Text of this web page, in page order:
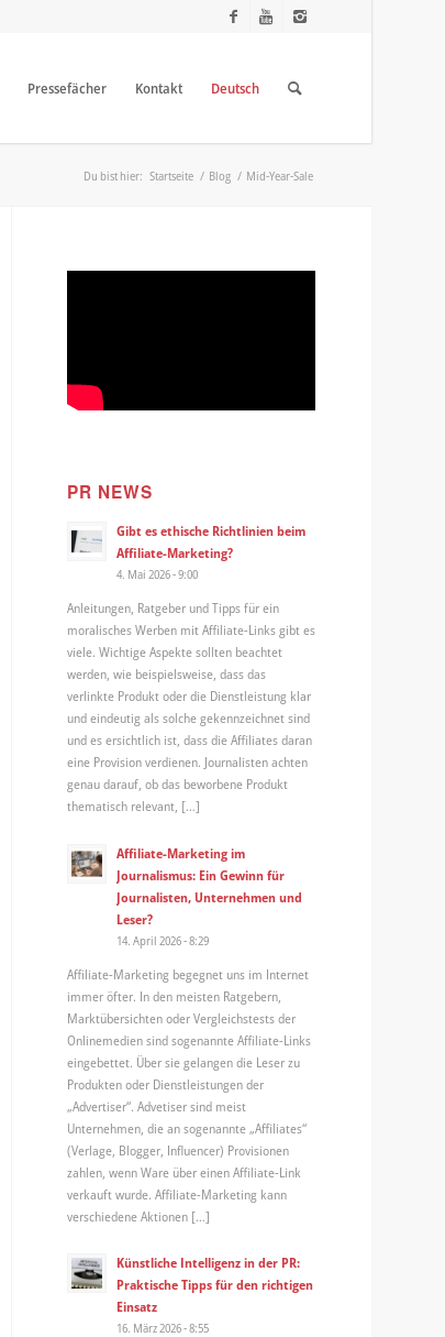
Pressefächer Kontakt Deutsch
Du bist hier: Startseite / Blog / Mid-Year-Sale
PR NEWS
Gibt es ethische Richtlinien beim
Affiliate-Marketing?
4. Mai 2026 - 9:00
Anleitungen, Ratgeber und Tipps für ein
moralisches Werben mit Affiliate-Links gibt es
viele. Wichtige Aspekte sollten beachtet
werden, wie beispielsweise, dass das
verlinkte Produkt oder die Dienstleistung klar
und eindeutig als solche gekennzeichnet sind
und es ersichtlich ist, dass die Affiliates daran
eine Provision verdienen. Journalisten achten
genau darauf, ob das beworbene Produkt
thematisch relevant, […]
Affiliate-Marketing im
Journalismus: Ein Gewinn für
Journalisten, Unternehmen und
Leser?
14. April 2026 - 8:29
Affiliate-Marketing begegnet uns im Internet
immer öfter. In den meisten Ratgebern,
Marktübersichten oder Vergleichstests der
Onlinemedien sind sogenannte Affiliate-Links
eingebettet. Über sie gelangen die Leser zu
Produkten oder Dienstleistungen der
„Advertiser“. Advetiser sind meist
Unternehmen, die an sogenannte „Affiliates“
(Verlage, Blogger, Influencer) Provisionen
zahlen, wenn Ware über einen Affiliate-Link
verkauft wurde. Affiliate-Marketing kann
verschiedene Aktionen […]
Künstliche Intelligenz in der PR:
Praktische Tipps für den richtigen
Einsatz
16. März 2026 - 8:55